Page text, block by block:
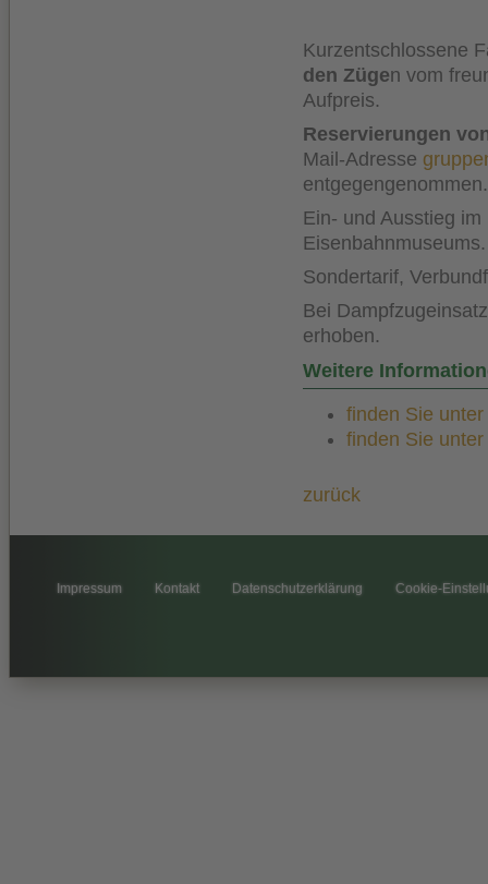
Kurzentschlossene
den Zügen vom
Aufpreis.
Reservierungen
Mail-Adresse
entgegengenommen.
Ein- und Ausstieg
Eisenbahnmuseums.
Sondertarif,
Bei
erhoben.
Weitere
finden Sie
finden Sie
zurück
Impressum Kontakt Datenschutzerklärung Cookie-